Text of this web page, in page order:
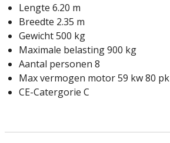
Lengte 6.20 m
Breedte 2.35 m
Gewicht 500 kg
Maximale belasting 900 kg
Aantal personen 8
Max vermogen motor 59 kw 80 pk
CE-Catergorie C